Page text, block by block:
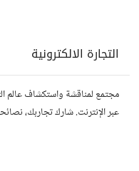
التجارة الالكترونية
مجتمع لمناقشة واستكشاف عالم
عبر الإنترنت. شارك تجاربك،